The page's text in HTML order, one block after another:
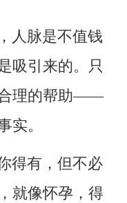
人脉是不值钱
吸引来的。只
合理的帮助——
实。
得有，但不必
就像怀孕，得